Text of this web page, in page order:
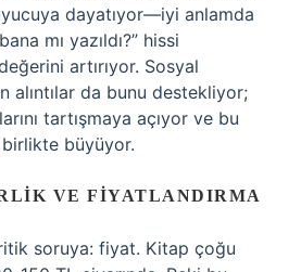
dayatıyor—iyi anlamda
mı yazıldı?” hissi
artırıyor. Sosyal
alıntılar da bunu destekliyor;
tartışmaya açıyor ve bu
büyüyor.
VE FIYATLANDIRMA
soruya: fiyat. Kitap çoğu